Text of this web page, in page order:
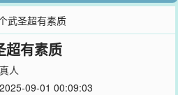
武圣超有素质
超有素质
人
09-01 00:09:03